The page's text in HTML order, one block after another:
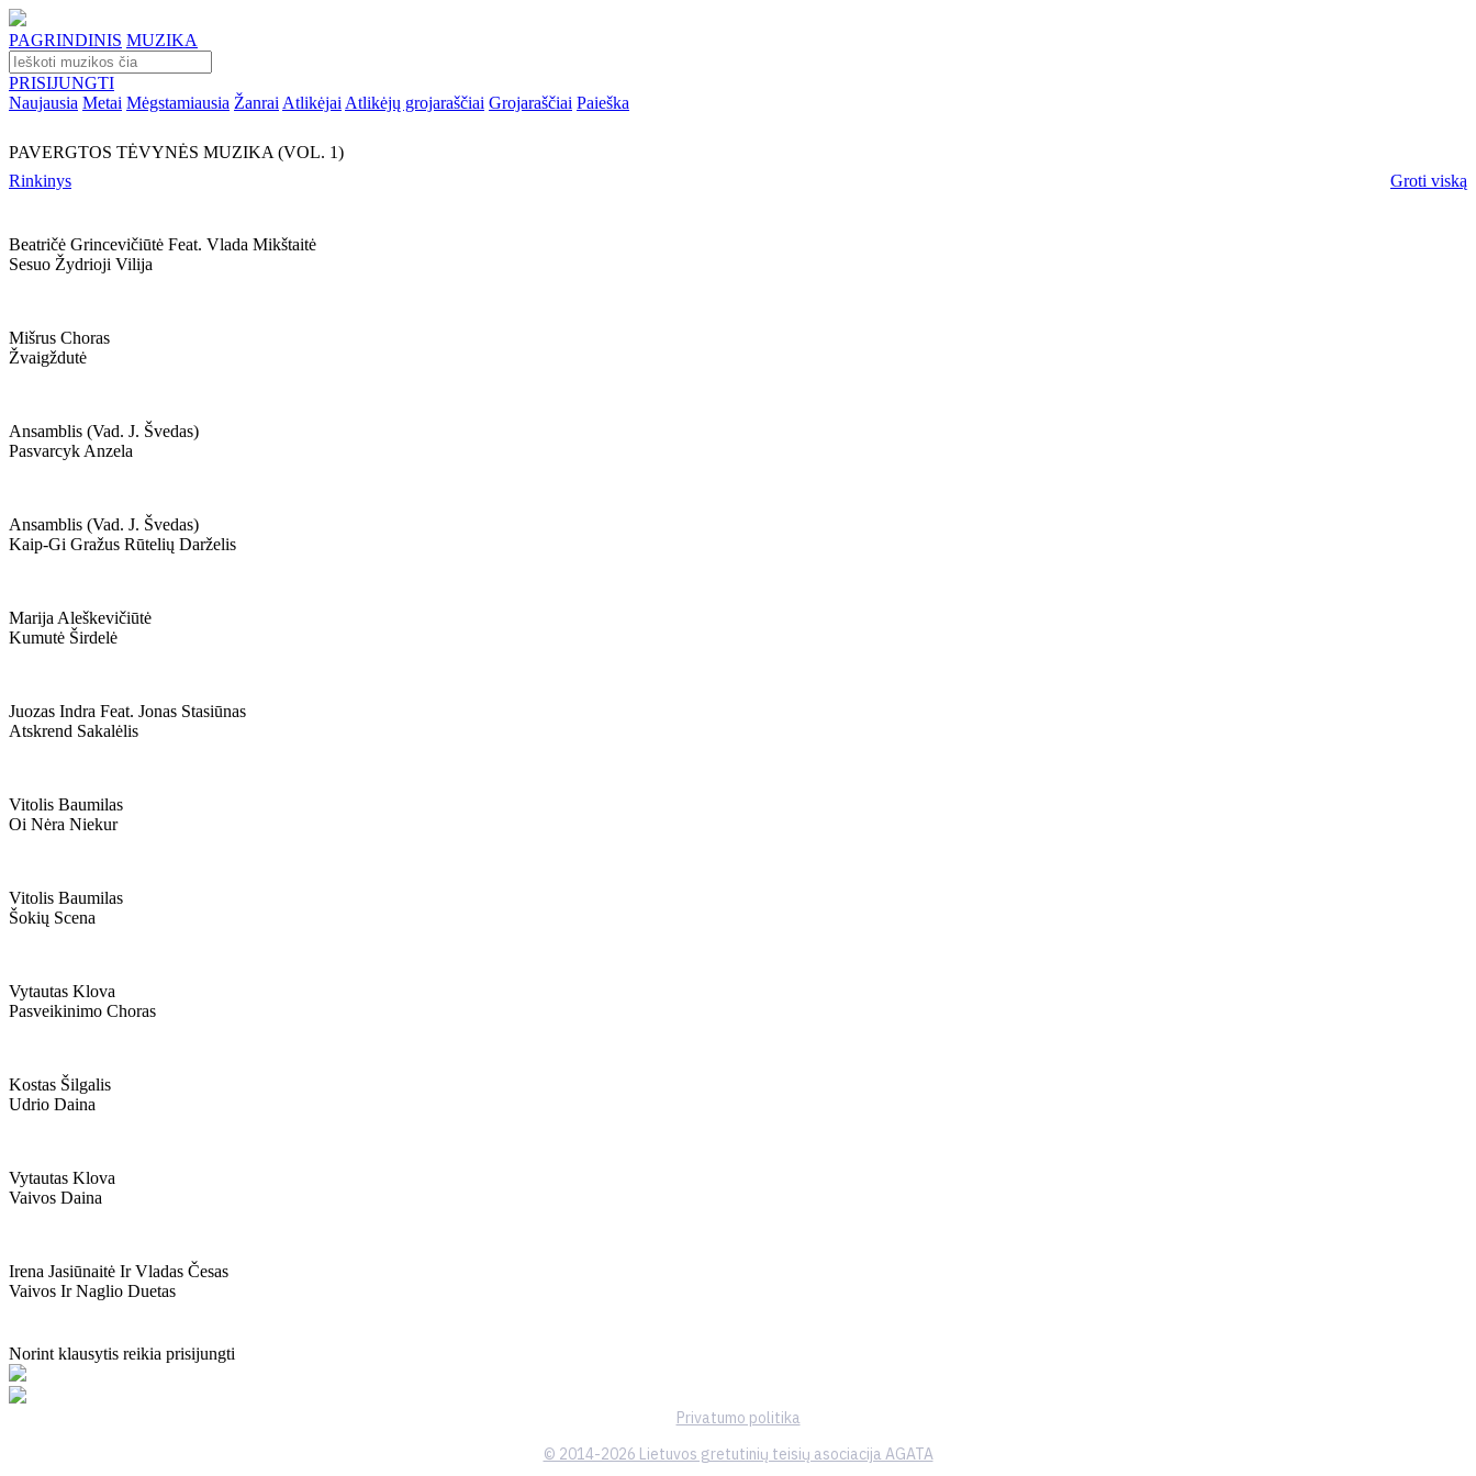
PAGRINDINIS MUZIKA
PRISIJUNGTI
Naujausia Metai Mėgstamiausia Žanrai Atlikėjai Atlikėjų grojaraščiai Grojaraščiai Paieška
PAVERGTOS TĖVYNĖS MUZIKA (VOL. 1)
Rinkinys
Groti viską
Beatričė Grincevičiūtė Feat. Vlada Mikštaitė
Sesuo Žydrioji Vilija
Mišrus Choras
Žvaigždutė
Ansamblis (vad. J. Švedas)
Pasvarcyk Anzela
Ansamblis (vad. J. Švedas)
Kaip-Gi Gražus Rūtelių Darželis
Marija Aleškevičiūtė
Kumutė Širdelė
Juozas Indra Feat. Jonas Stasiūnas
Atskrend Sakalėlis
Vitolis Baumilas
Oi Nėra Niekur
Vitolis Baumilas
Šokių Scena
Vytautas Klova
Pasveikinimo Choras
Kostas Šilgalis
Udrio Daina
Vytautas Klova
Vaivos Daina
Irena Jasiūnaitė Ir Vladas Česas
Vaivos Ir Naglio Duetas
Norint klausytis reikia prisijungti
Privatumo politika
© 2014-2026 Lietuvos gretutinių teisių asociacija AGATA